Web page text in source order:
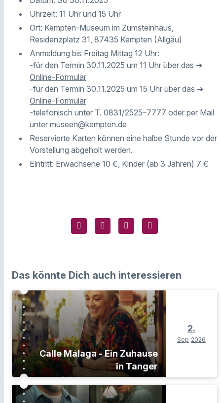
Uhrzeit: 11 Uhr und 15 Uhr
Ort: Kempten-Museum im Zumsteinhaus,
Residenzplatz 31, 87435 Kempten (Allgäu)
Anmeldung bis Freitag Mittag 12 Uhr:
-für den Termin 30.11.2025 um 11 Uhr über das ➜
Online-Formular
-für den Termin 30.11.2025 um 15 Uhr über das ➜
Online-Formular
-telefonisch unter T. 0831/2525–7777 oder per Mail
unter museen@kempten.de
Reservierte Karten können eine halbe Stunde vor der
Vorstellung abgeholt werden.
Eintritt: Erwachsene 10 €, Kinder (ab 3 Jahren) 7 €
Das könnte Dich auch interessieren
Calle Málaga - Ein Zuhause
in Tanger
2.
Sep 2026